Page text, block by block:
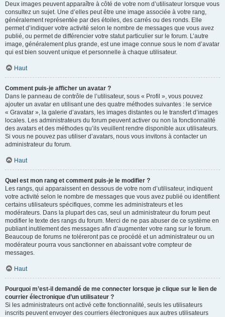
Deux images peuvent apparaître à côté de votre nom d’utilisateur lorsque vous
consultez un sujet. Une d’elles peut être une image associée à votre rang,
généralement représentée par des étoiles, des carrés ou des ronds. Elle
permet d’indiquer votre activité selon le nombre de messages que vous avez
publié, ou permet de différencier votre statut particulier sur le forum. L’autre
image, généralement plus grande, est une image connue sous le nom d’avatar
qui est bien souvent unique et personnelle à chaque utilisateur.
Haut
Comment puis-je afficher un avatar ?
Dans le panneau de contrôle de l’utilisateur, sous « Profil », vous pouvez
ajouter un avatar en utilisant une des quatre méthodes suivantes : le service
« Gravatar », la galerie d’avatars, les images distantes ou le transfert d’images
locales. Les administrateurs du forum peuvent activer ou non la fonctionnalité
des avatars et des méthodes qu’ils veuillent rendre disponible aux utilisateurs.
Si vous ne pouvez pas utiliser d’avatars, nous vous invitons à contacter un
administrateur du forum.
Haut
Quel est mon rang et comment puis-je le modifier ?
Les rangs, qui apparaissent en dessous de votre nom d’utilisateur, indiquent
votre activité selon le nombre de messages que vous avez publié ou identifient
certains utilisateurs spécifiques, comme les administrateurs et les
modérateurs. Dans la plupart des cas, seul un administrateur du forum peut
modifier le texte des rangs du forum. Merci de ne pas abuser de ce système en
publiant inutilement des messages afin d’augmenter votre rang sur le forum.
Beaucoup de forums ne toléreront pas ce procédé et un administrateur ou un
modérateur pourra vous sanctionner en abaissant votre compteur de
messages.
Haut
Pourquoi m’est-il demandé de me connecter lorsque je clique sur le lien de
courrier électronique d’un utilisateur ?
Si les administrateurs ont activé cette fonctionnalité, seuls les utilisateurs
inscrits peuvent envoyer des courriers électroniques aux autres utilisateurs